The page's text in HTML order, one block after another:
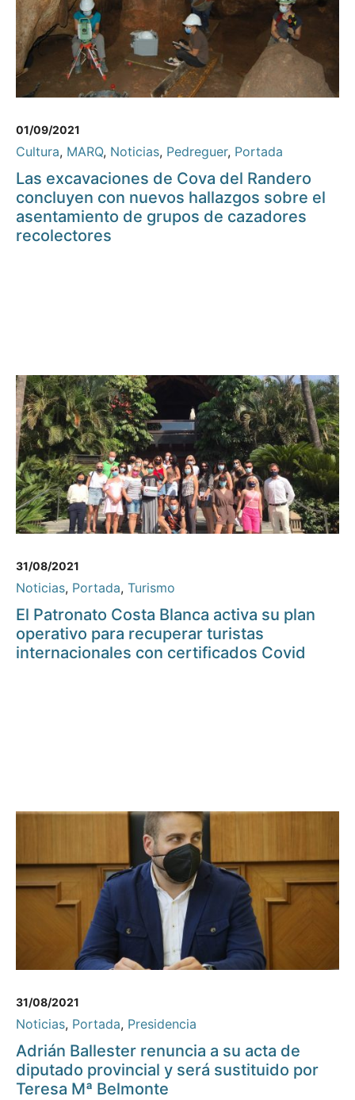
01/09/2021
Cultura, MARQ, Noticias, Pedreguer, Portada
Las excavaciones de Cova del Randero
concluyen con nuevos hallazgos sobre el
asentamiento de grupos de cazadores
recolectores
31/08/2021
Noticias, Portada, Turismo
El Patronato Costa Blanca activa su plan
operativo para recuperar turistas
internacionales con certificados Covid
31/08/2021
Noticias, Portada, Presidencia
Adrián Ballester renuncia a su acta de
diputado provincial y será sustituido por
Teresa Mª Belmonte